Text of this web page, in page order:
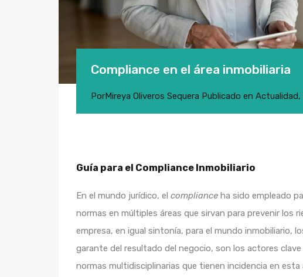
Compliance en el área inmobiliaria
PorMireya Oliveros Sequera Publicado en Actualidad,
Guía para el Compliance Inmobiliario
En el mundo jurídico, el compliance ha sido empleado
normas en múltiples áreas que sirvan para prevenir los
empresa, en igual sintonía, para el mundo inmobiliario,
garante del resultado del negocio, son los actores
normas multidisciplinarias que tienen incidencia en